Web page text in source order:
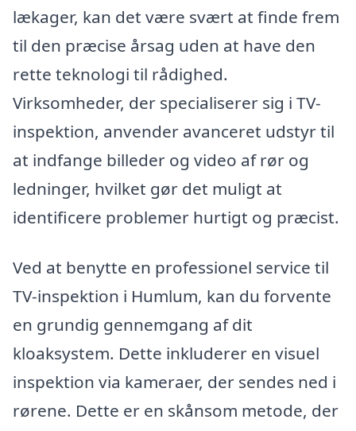
lækager, kan det være svært at finde frem
til den præcise årsag uden at have den
rette teknologi til rådighed.
Virksomheder, der specialiserer sig i TV-
inspektion, anvender avanceret udstyr til
at indfange billeder og video af rør og
ledninger, hvilket gør det muligt at
identificere problemer hurtigt og præcist.
Ved at benytte en professionel service til
TV-inspektion i Humlum, kan du forvente
en grundig gennemgang af dit
kloaksystem. Dette inkluderer en visuel
inspektion via kameraer, der sendes ned i
rørene. Dette er en skånsom metode, der